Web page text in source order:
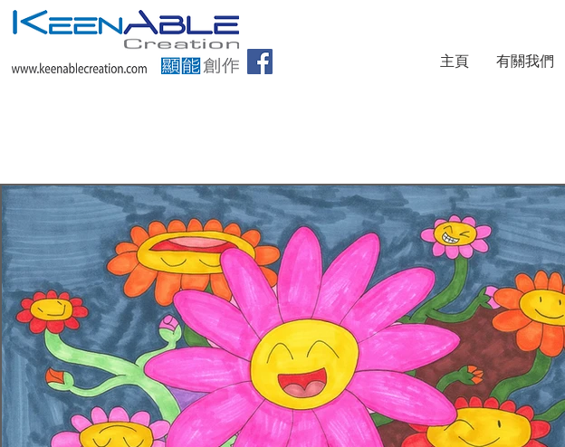
主頁 有關我們